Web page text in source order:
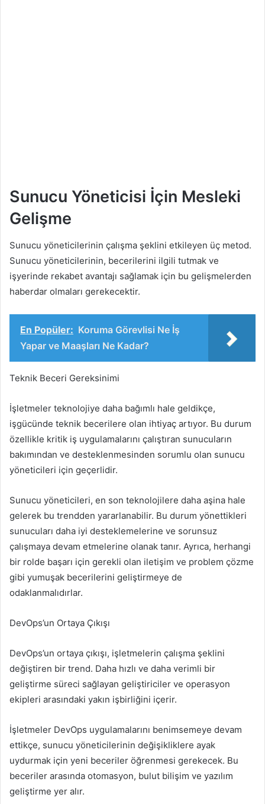
Sunucu Yöneticisi İçin Mesleki
Gelişme
Sunucu yöneticilerinin çalışma şeklini etkileyen üç metod.
Sunucu yöneticilerinin, becerilerini ilgili tutmak ve
işyerinde rekabet avantajı sağlamak için bu gelişmelerden
haberdar olmaları gerekecektir.
En Popüler: Koruma Görevlisi Ne İş
Yapar ve Maaşları Ne Kadar?
Teknik Beceri Gereksinimi
İşletmeler teknolojiye daha bağımlı hale geldikçe,
işgücünde teknik becerilere olan ihtiyaç artıyor. Bu durum
özellikle kritik iş uygulamalarını çalıştıran sunucuların
bakımından ve desteklenmesinden sorumlu olan sunucu
yöneticileri için geçerlidir.
Sunucu yöneticileri, en son teknolojilere daha aşina hale
gelerek bu trendden yararlanabilir. Bu durum yönettikleri
sunucuları daha iyi desteklemelerine ve sorunsuz
çalışmaya devam etmelerine olanak tanır. Ayrıca, herhangi
bir rolde başarı için gerekli olan iletişim ve problem çözme
gibi yumuşak becerilerini geliştirmeye de
odaklanmalıdırlar.
DevOps’un Ortaya Çıkışı
DevOps’un ortaya çıkışı, işletmelerin çalışma şeklini
değiştiren bir trend. Daha hızlı ve daha verimli bir
geliştirme süreci sağlayan geliştiriciler ve operasyon
ekipleri arasındaki yakın işbirliğini içerir.
İşletmeler DevOps uygulamalarını benimsemeye devam
ettikçe, sunucu yöneticilerinin değişikliklere ayak
uydurmak için yeni beceriler öğrenmesi gerekecek. Bu
beceriler arasında otomasyon, bulut bilişim ve yazılım
geliştirme yer alır.